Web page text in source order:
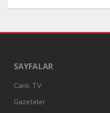
SAYFALAR
Canlı TV
Gazeteler